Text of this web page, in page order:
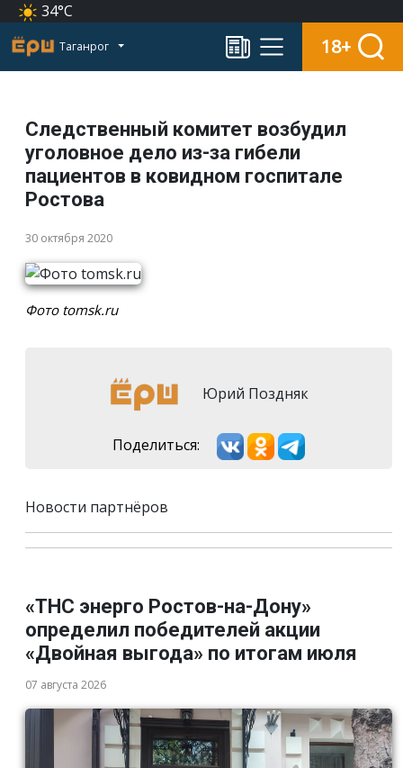
34°C
Таганрог 18+
Следственный комитет возбудил
уголовное дело из-за гибели
пациентов в ковидном госпитале
Ростова
30 октября 2020
Фото tomsk.ru
Юрий Поздняк
Поделиться:
Новости партнёров
«ТНС энерго Ростов-на-Дону»
определил победителей акции
«Двойная выгода» по итогам июля
07 августа 2026